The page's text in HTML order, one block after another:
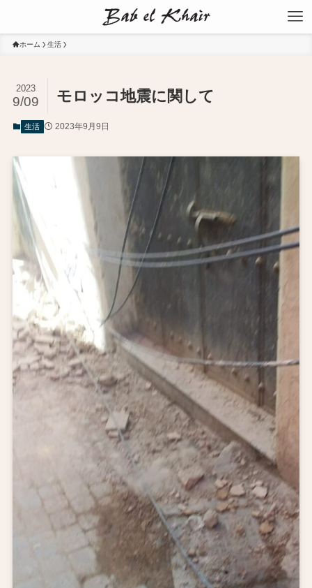
ホーム 生活
モロッコ地震に関して
2023
9/09
生活 2023年9月9日